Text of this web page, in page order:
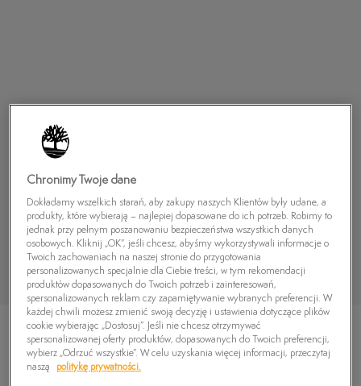
Chronimy Twoje dane
Dokładamy wszelkich starań, aby zakupy naszych Klientów były udane, a
produkty, które wybierają – najlepiej dopasowane do ich potrzeb. Robimy to
jednak przy pełnym poszanowaniu bezpieczeństwa wszystkich danych
osobowych. Kliknij „OK”, jeśli chcesz, abyśmy wykorzystywali informacje o
Twoich zachowaniach na naszej stronie do przygotowania
personalizowanych specjalnie dla Ciebie treści, w tym rekomendacji
produktów dopasowanych do Twoich potrzeb i zainteresowań,
spersonalizowanych reklam czy zapamiętywanie wybranych preferencji. W
każdej chwili możesz zmienić swoją decyzję i ustawienia dotyczące plików
cookie wybierając „Dostosuj”. Jeśli nie chcesz otrzymywać
spersonalizowanej oferty produktów, dopasowanych do Twoich preferencji,
wybierz „Odrzuć wszystkie”. W celu uzyskania więcej informacji, przeczytaj
naszą
politykę prywatności.